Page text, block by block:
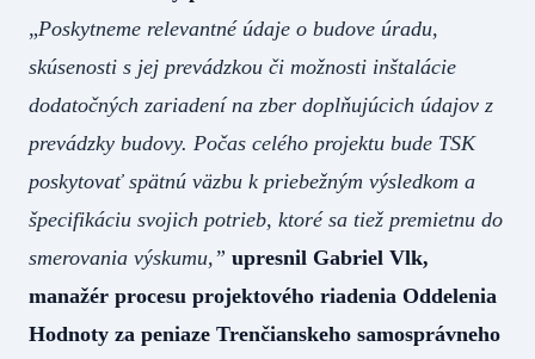
„Poskytneme relevantné údaje o budove úradu,
skúsenosti s jej prevádzkou či možnosti inštalácie
dodatočných zariadení na zber doplňujúcich údajov z
prevádzky budovy. Počas celého projektu bude TSK
poskytovať spätnú väzbu k priebežným výsledkom a
špecifikáciu svojich potrieb, ktoré sa tiež premietnu do
smerovania výskumu,” upresnil Gabriel Vlk,
manažér procesu projektového riadenia Oddelenia
Hodnoty za peniaze Trenčianskeho samosprávneho